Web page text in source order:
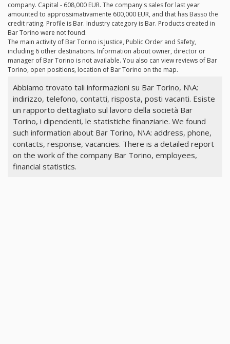
company. Capital - 608,000 EUR. The company's sales for last year
amounted to approssimativamente 600,000 EUR, and that has Basso the
credit rating. Profile is Bar. Industry category is Bar. Products created in
Bar Torino were not found.
The main activity of Bar Torino is Justice, Public Order and Safety,
including 6 other destinations. Information about owner, director or
manager of Bar Torino is not available. You also can view reviews of Bar
Torino, open positions, location of Bar Torino on the map.
Abbiamo trovato tali informazioni su Bar Torino, N\A:
indirizzo, telefono, contatti, risposta, posti vacanti. Esiste
un rapporto dettagliato sul lavoro della società Bar
Torino, i dipendenti, le statistiche finanziarie. We found
such information about Bar Torino, N\A: address, phone,
contacts, response, vacancies. There is a detailed report
on the work of the company Bar Torino, employees,
financial statistics.